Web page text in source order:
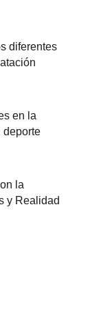
diferentes
en la
deporte
la
y Realidad